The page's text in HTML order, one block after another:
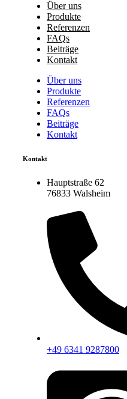
Über uns
Produkte
Referenzen
FAQs
Beiträge
Kontakt
Über uns
Produkte
Referenzen
FAQs
Beiträge
Kontakt
Kontakt
Hauptstraße 62
76833 Walsheim
+49 6341 9287800